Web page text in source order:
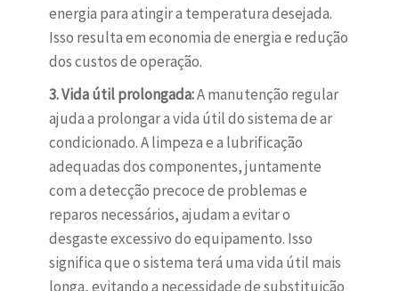
energia para atingir a temperatura desejada.
Isso resulta em economia de energia e redução
dos custos de operação.
3. Vida útil prolongada:A manutenção regular
ajuda a prolongar a vida útil do sistema de ar
condicionado. A limpeza e a lubrificação
adequadas dos componentes, juntamente
com a detecção precoce de problemas e
reparos necessários, ajudam a evitar o
desgaste excessivo do equipamento. Isso
significa que o sistema terá uma vida útil mais
longa, evitando a necessidade de substituição